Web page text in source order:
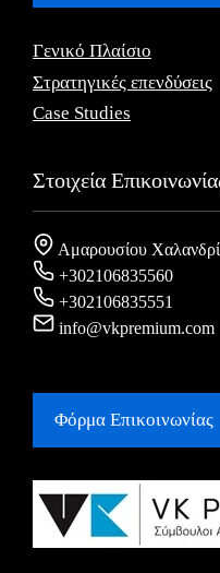
Γενικό Πλαίσιο
Στρατηγικές επενδύσεις
Case Studies
Στοιχεία
Αμαρουσίου
+302106835560
+302106835551
info@vkpremium.com
Φόρμα Eπικοινωνίας